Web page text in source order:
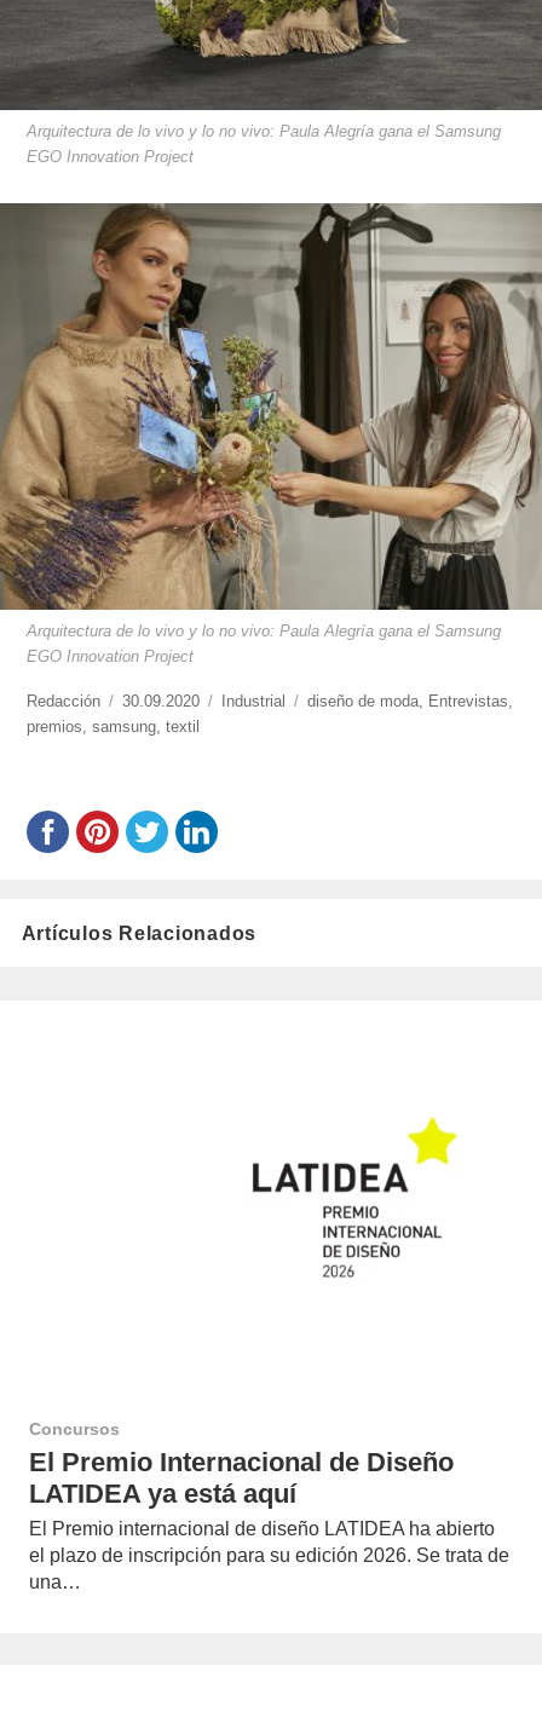
Arquitectura de lo vivo y lo no vivo: Paula Alegría gana el Samsung
EGO Innovation Project
Arquitectura de lo vivo y lo no vivo: Paula Alegría gana el Samsung
EGO Innovation Project
https://www.experimenta.es/author/redaccion/
Redacción
Publicado
el
30.09.2020 Categorías
Industrial Etiquetas
diseño de moda, Entrevistas,
premios,samsung,textil
Artículos Relacionados
Concursos
El Premio Internacional de Diseño
LATIDEA ya está aquí
El Premio internacional de diseño LATIDEA ha abierto
el plazo de inscripción para su edición 2026. Se trata de
una…